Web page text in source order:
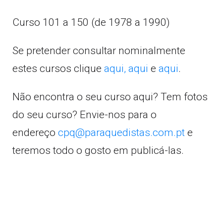
Curso 101 a 150 (de 1978 a 1990)
Se pretender consultar nominalmente
estes cursos clique aqui, aqui e aqui.
Não encontra o seu curso aqui? Tem fotos
do seu curso? Envie-nos para o
endereço cpq@paraquedistas.com.pt e
teremos todo o gosto em publicá-las.